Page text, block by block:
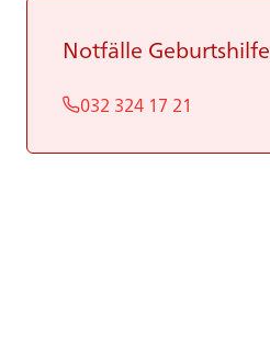
Not­fäl­le Ge­burts­hil­fe
032 324 17 21